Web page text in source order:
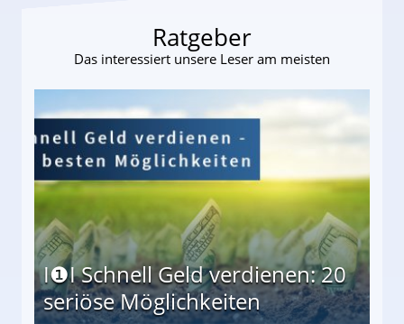
Ratgeber
Das interessiert unsere Leser am meisten
I❶I Schnell Geld verdienen: 20
seriöse Möglichkeiten